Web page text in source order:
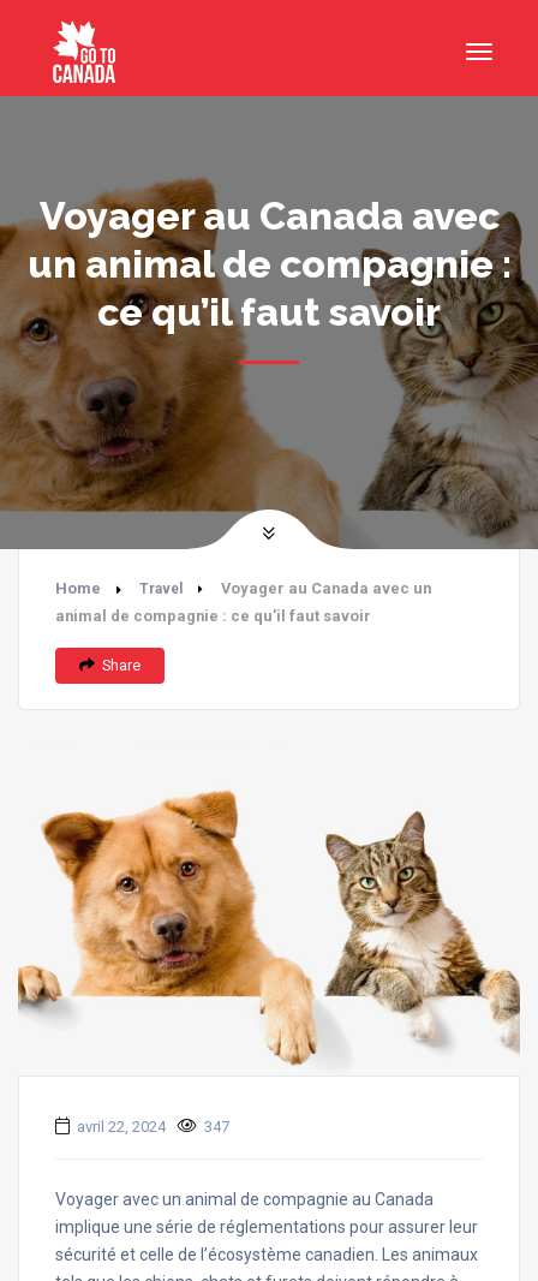
Voyager au Canada avec
un animal de compagnie :
ce qu’il faut savoir
Home Travel
Voyager au Canada avec un
animal de compagnie : ce qu’il faut savoir
Share
avril 22, 2024 347
Voyager avec un animal de compagnie au Canada
implique une série de réglementations pour assurer leur
sécurité et celle de l’écosystème canadien. Les animaux